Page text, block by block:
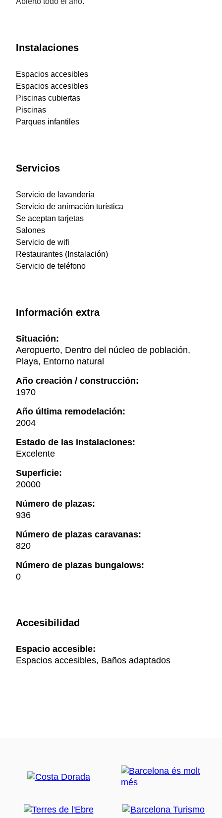
Instalaciones
Espacios accesibles
Espacios accesibles
Piscinas cubiertas
Piscinas
Parques infantiles
Servicios
Servicio de lavandería
Servicio de animación turística
Se aceptan tarjetas
Salones
Servicio de wifi
Restaurantes (Instalación)
Servicio de teléfono
Información extra
Situación:
Aeropuerto, Dentro del núcleo de población,
Playa, Entorno natural
Año creación / construcción:
1970
Año última remodelación:
2004
Estado de las instalaciones:
Excelente
Superficie:
20000
Número de plazas:
936
Número de plazas caravanas:
820
Número de plazas bungalows:
0
Accesibilidad
Espacio accesible:
Espacios accesibles, Baños adaptados